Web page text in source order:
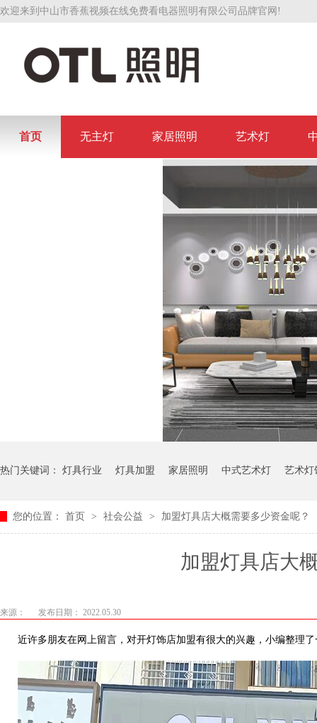
欢迎来到中山市香蕉视频在线免费看电器照明有限公司品牌官网!
首页 无主灯 家居照明 艺术灯
热门关键词： 灯具行业 灯具加盟 家居照明 中式艺术灯 艺术灯
您的位置： 首页 > 社会公益 > 加盟灯具店大概需要多少资金呢？
加盟灯具店大概
来源： 发布日期： 2022.05.30
近许多朋友在网上留言，对开灯饰店加盟有很大的兴趣，小编整理